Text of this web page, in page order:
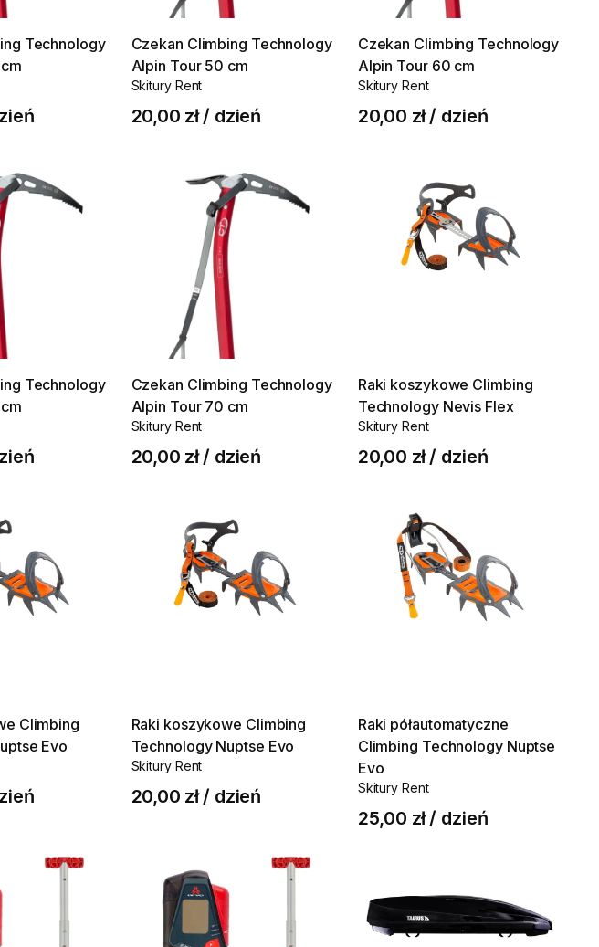
Technology
cm
Czekan Climbing Technology
Alpin Tour 50 cm
Skitury Rent
20,00 zł / dzień
Czekan Climbing Technology
Alpin Tour 60 cm
Skitury Rent
20,00 zł / dzień
Technology
cm
Czekan Climbing Technology
Alpin Tour 70 cm
Skitury Rent
20,00 zł / dzień
Raki koszykowe Climbing
Technology Nevis Flex
Skitury Rent
20,00 zł / dzień
Climbing
Evo
Raki koszykowe Climbing
Technology Nuptse Evo
Skitury Rent
20,00 zł / dzień
Raki półautomatyczne
Climbing Technology Nuptse
Evo
Skitury Rent
25,00 zł / dzień